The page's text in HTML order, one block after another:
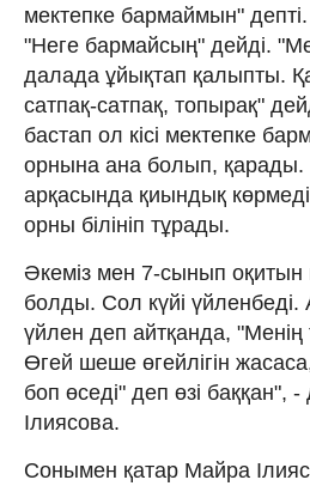
мектепке бармаймын"
"Неге бармайсың" дейді.
далада ұйықтап қалыпты.
сатпақ-сатпақ, топырақ"
бастап ол кісі мектепке
орнына ана болып, қарады.
арқасында қиындық
орны білініп тұрады.
Әкеміз мен 7-сынып оқитын
болды. Сол күйі
үйлен деп айтқанда,
Өгей шеше өгейлігін
боп өседі" деп өзі баққан",
Ілиясова.
Сонымен қатар Майра